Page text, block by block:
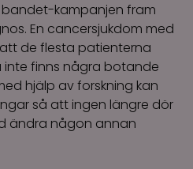
bandet-kampanjen fram
En cancersjukdom med
de flesta patienterna
finns några botande
hjälp av forskning kan
så att ingen längre dör
ändra någon annan